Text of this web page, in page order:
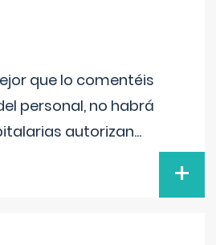
que lo comentéis
personal, no habrá
autorizan...
+